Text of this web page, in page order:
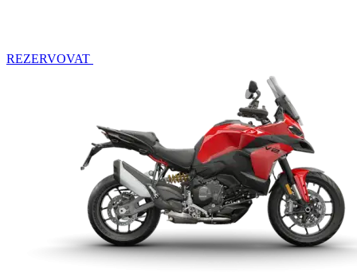
REZERVOVAT